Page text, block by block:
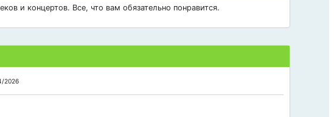
и концертов. Все, что вам обязательно понравится.
2026